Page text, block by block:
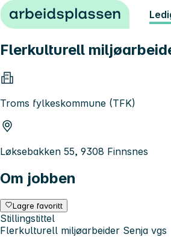
Hopp til innhold
Flerkulturell
Troms fylkeskommune (TFK)
Løksebakken 55, 9308 Finnsnes
Om jobben
Lagre favoritt
Stillingstittel
Flerkulturell miljøarbeider Senja vgs